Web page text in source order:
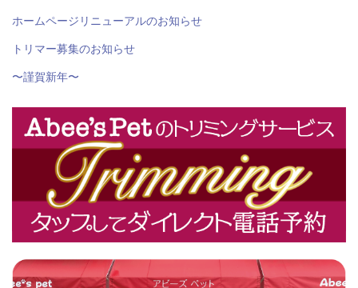
ホームページリニューアルのお知らせ
トリマー募集のお知らせ
〜謹賀新年〜